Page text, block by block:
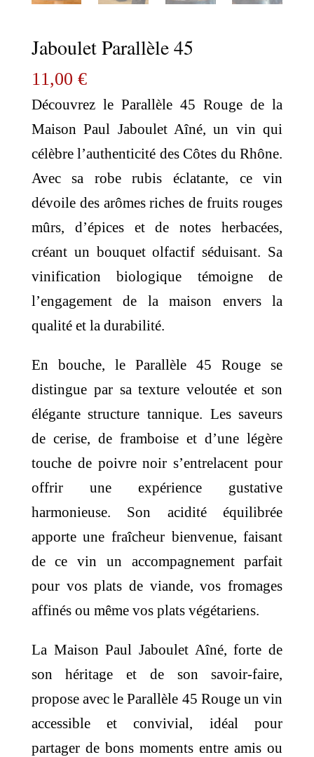
Jaboulet Parallèle 45
11,00 €
Découvrez le Parallèle 45 Rouge de la
Maison Paul Jaboulet Aîné, un vin qui
célèbre l’authenticité des Côtes du Rhône.
Avec sa robe rubis éclatante, ce vin
dévoile des arômes riches de fruits rouges
mûrs, d’épices et de notes herbacées,
créant un bouquet olfactif séduisant. Sa
vinification biologique témoigne de
l’engagement de la maison envers la
qualité et la durabilité.
En bouche, le Parallèle 45 Rouge se
distingue par sa texture veloutée et son
élégante structure tannique. Les saveurs
de cerise, de framboise et d’une légère
touche de poivre noir s’entrelacent pour
offrir une expérience gustative
harmonieuse. Son acidité équilibrée
apporte une fraîcheur bienvenue, faisant
de ce vin un accompagnement parfait
pour vos plats de viande, vos fromages
affinés ou même vos plats végétariens.
La Maison Paul Jaboulet Aîné, forte de
son héritage et de son savoir-faire,
propose avec le Parallèle 45 Rouge un vin
accessible et convivial, idéal pour
partager de bons moments entre amis ou